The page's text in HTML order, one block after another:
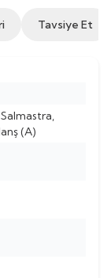
Tavsiye Et
(A)